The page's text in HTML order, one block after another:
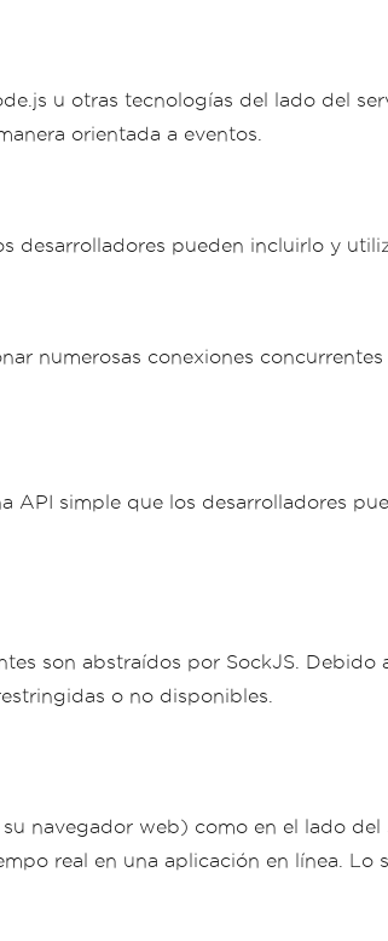
u otras tecnologías del lado del
orientada a eventos.
desarrolladores pueden incluirlo y
numerosas conexiones
simple que los desarrolladores
son abstraídos por SockJS.
o no disponibles.
navegador web) como en el lado
real en una aplicación en línea. Lo